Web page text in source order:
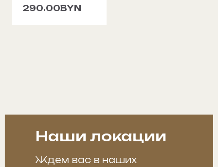
290.00BYN
Наши локации
Ждем вас в наших